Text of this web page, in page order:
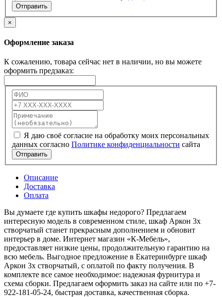
Отправить
×
Оформление заказа
К сожалению, товара сейчас нет в наличии, но вы можете
оформить предзаказ:
Я даю своё согласие на обработку моих персональных
данных согласно Политике конфиденциальности сайта
Отправить
Описание
Доставка
Оплата
Вы думаете где купить шкафы недорого? Предлагаем
интересную модель в современном стиле, шкаф Аркон 3х
створчатый станет прекрасным дополнением и обновит
интерьер в доме. Интернет магазин «К-Мебель»,
предоставляет низкие цены, продолжительную гарантию на
всю мебель. Выгодное предложение в Екатеринбурге шкаф
Аркон 3х створчатый, с оплатой по факту получения. В
комплекте все самое необходимое: надежная фурнитура и
схема сборки. Предлагаем оформить заказ на сайте или по +7-
922-181-05-24, быстрая доставка, качественная сборка.